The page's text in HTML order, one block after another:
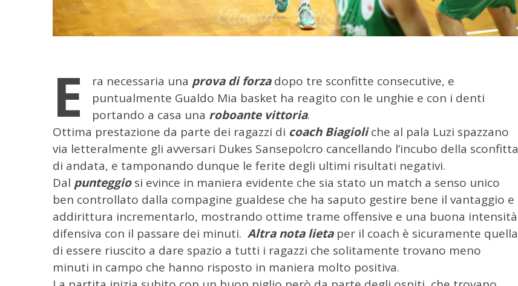
E ra necessaria una prova di forzadopo tre sconfitte consecutive, e
puntualmente Gualdo Mia basket ha reagito con le unghie e con i denti
portando a casa una roboante vittoria.
Ottima prestazione da parte dei ragazzi di coach Biagioliche al pala Luzi spazzano
via letteralmente gli avversari Dukes Sansepolcro cancellando l’incubo della sconfitta
di andata, e tamponando dunque le ferite degli ultimi risultati negativi.
Dal punteggio si evince in maniera evidente che sia stato un match a senso unico
ben controllato dalla compagine gualdese che ha saputo gestire bene il vantaggio e
addirittura incrementarlo, mostrando ottime trame offensive e una buona intensità
difensiva con il passare dei minuti. Altra nota lietaper il coach è sicuramente quella
di essere riuscito a dare spazio a tutti i ragazzi che solitamente trovano meno
minuti in campo che hanno risposto in maniera molto positiva.